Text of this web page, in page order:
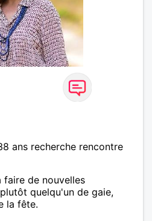
ans recherche rencontre
faire de nouvelles
quelqu'un de gaie,
la fête.